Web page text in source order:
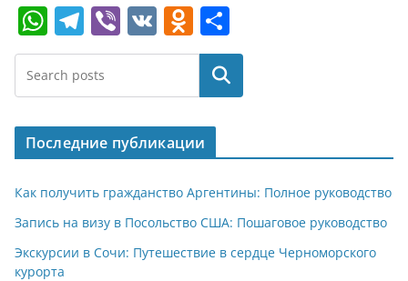
W
h
at
s
A
p
p
T
el
e
gr
a
m
Vi
b
V
K
O
d
o
kl
a
ss
ni
ki
т
п
р
в
и
т
ь
Поиск
Последние публикации
Как получить гражданство Аргентины: Полное руководство
Запись на визу в Посольство США: Пошаговое руководство
Экскурсии в Сочи: Путешествие в сердце Черноморского
курорта